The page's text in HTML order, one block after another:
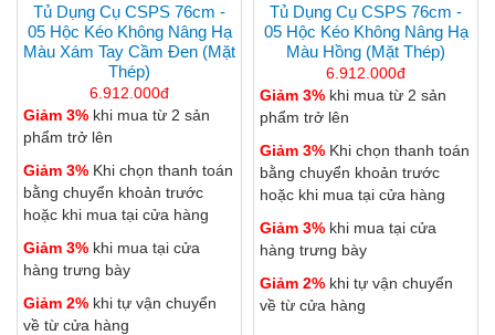
Tủ Dụng Cụ CSPS 76cm -
05 Hộc Kéo Không Nâng Hạ
Màu Xám Tay Cầm Đen (mặt
Thép)
6.912.000đ
Giảm 3% khi mua từ 2 sản
phẩm trở lên
Giảm 3% Khi chọn thanh toán
bằng chuyển khoản trước
hoặc khi mua tại cửa hàng
Giảm 3% khi mua tại cửa
hàng trưng bày
Giảm 2% khi tự vận chuyển
về từ cửa hàng
Tủ Dụng Cụ CSPS 76cm -
05 Hộc Kéo Không Nâng Hạ
Màu Hồng (mặt Thép)
6.912.000đ
Giảm 3% khi mua từ 2 sản
phẩm trở lên
Giảm 3% Khi chọn thanh toán
bằng chuyển khoản trước
hoặc khi mua tại cửa hàng
Giảm 3% khi mua tại cửa
hàng trưng bày
Giảm 2% khi tự vận chuyển
về từ cửa hàng